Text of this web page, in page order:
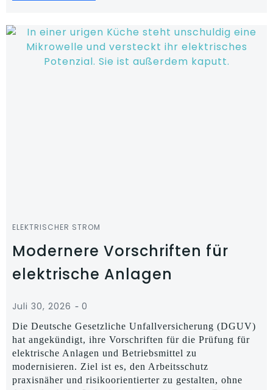
ELEKTRISCHER STROM
Modernere Vorschriften für
elektrische Anlagen
Juli 30, 2026 - 0
Die Deutsche Gesetzliche Unfallversicherung (DGUV)
hat angekündigt, ihre Vorschriften für die Prüfung für
elektrische Anlagen und Betriebsmittel zu
modernisieren. Ziel ist es, den Arbeitsschutz
praxisnäher und risikoorientierter zu gestalten, ohne